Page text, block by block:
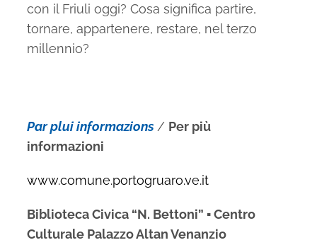
con il Friuli oggi? Cosa significa partire,
tornare, appartenere, restare, nel terzo
millennio?
Par plui informazions / Per più
informazioni
www.comune.portogruaro.ve.it
Biblioteca Civica “N. Bettoni” ▪ Centro
Culturale Palazzo Altan Venanzio